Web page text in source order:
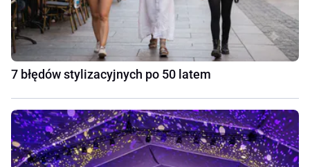
7 błędów stylizacyjnych po 50 latem